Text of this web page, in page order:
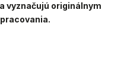
vyznačujú originálnym